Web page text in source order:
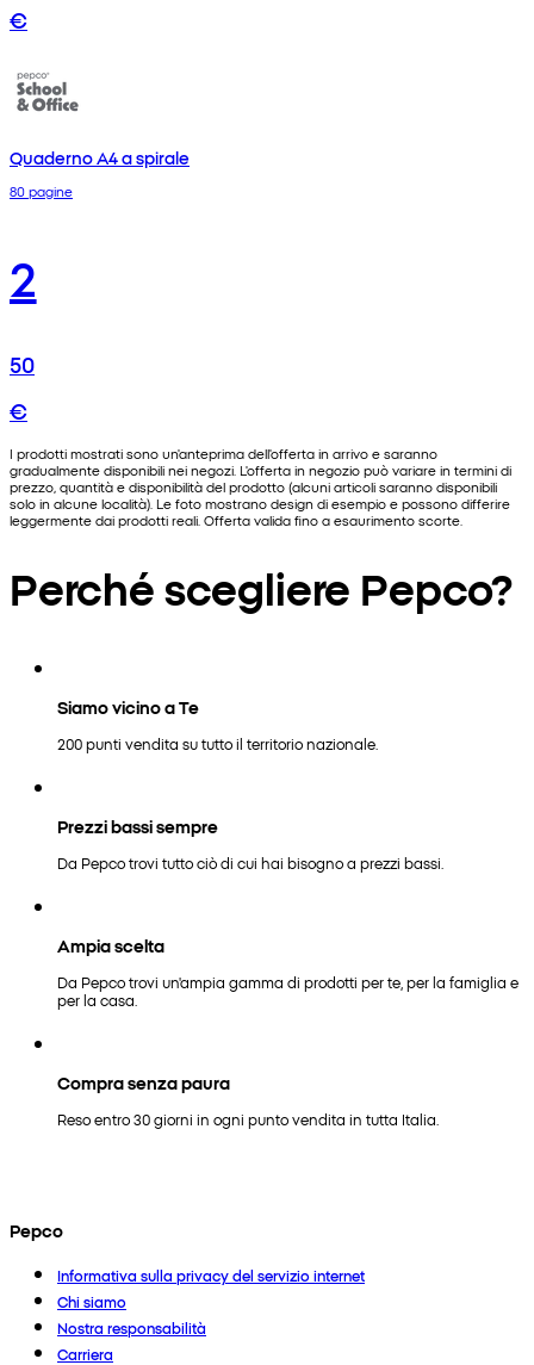
€
Quaderno A4 a spirale
80 pagine
2
50
€
I prodotti mostrati sono un'anteprima dell'offerta in arrivo e saranno
gradualmente disponibili nei negozi. L'offerta in negozio può variare in termini di
prezzo, quantità e disponibilità del prodotto (alcuni articoli saranno disponibili
solo in alcune località). Le foto mostrano design di esempio e possono differire
leggermente dai prodotti reali. Offerta valida fino a esaurimento scorte.
Perché scegliere Pepco?
Siamo vicino a Te
200 punti vendita su tutto il territorio nazionale.
Prezzi bassi sempre
Da Pepco trovi tutto ciò di cui hai bisogno a prezzi bassi.
Ampia scelta
Da Pepco trovi un'ampia gamma di prodotti per te, per la famiglia e
per la casa.
Compra senza paura
Reso entro 30 giorni in ogni punto vendita in tutta Italia.
Pepco
Informativa sulla privacy del servizio internet
Chi siamo
Nostra responsabilità
Carriera